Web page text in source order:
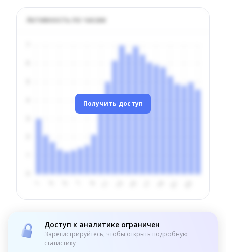
Активность по часам
Получить доступ
Доступ к аналитике ограничен
Зарегистрируйтесь, чтобы открыть подробную
статистику